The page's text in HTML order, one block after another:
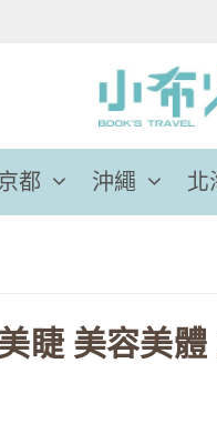
都 沖繩 北
睫 美容美體